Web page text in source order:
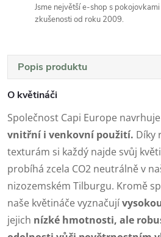
Jsme největší e-shop s
zkušenosti od roku 2009.
Popis produktu
O květináči
Společnost Capi Europe
vnitřní i venkovní použití. Díky
texturám si každý najde svůj
probíhá zcela CO2 neutrálně v
nizozemském Tilburgu. Kromě
naše květináče vyznačují
jejich nízké hmotnosti, ale